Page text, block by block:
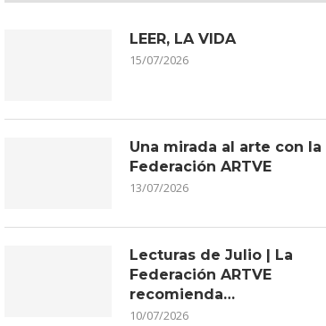
LEER, LA VIDA
15/07/2026
Una mirada al arte con la
Federación ARTVE
13/07/2026
Lecturas de Julio | La
Federación ARTVE
recomienda…
10/07/2026